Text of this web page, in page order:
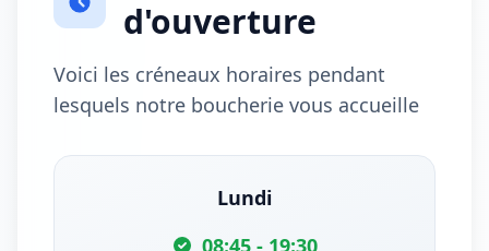
d'ouverture
Voici les créneaux horaires pendant
lesquels notre boucherie vous accueille
Lundi
08:45 - 19:30